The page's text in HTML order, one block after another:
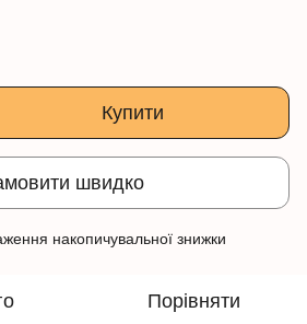
Купити
швидко
накопичувальної знижки
Порівняти